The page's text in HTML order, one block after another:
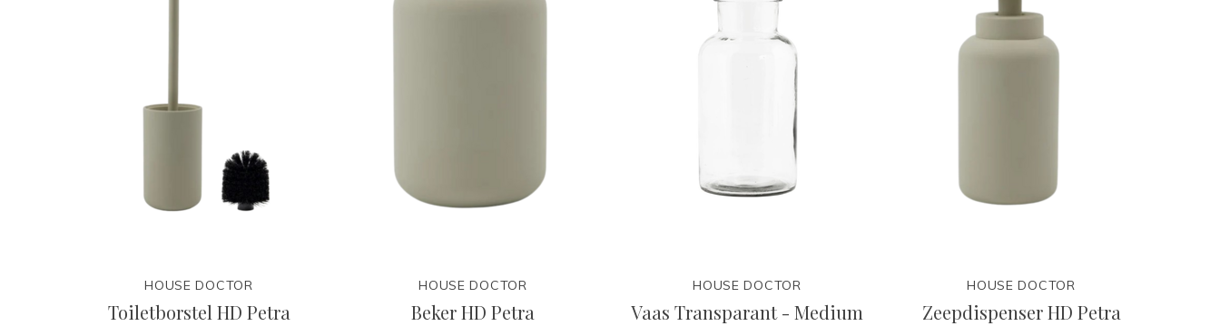
HOUSE DOCTOR
Toiletborstel HD Petra
HOUSE DOCTOR
Beker HD Petra
HOUSE DOCTOR
Vaas Transparant - Medium
HOUSE DOCTOR
Zeepdispenser HD Petra